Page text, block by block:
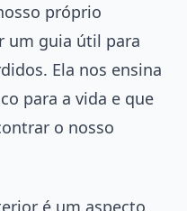
próprio
um guia útil para
Ela nos ensina
para a vida e que
o nosso